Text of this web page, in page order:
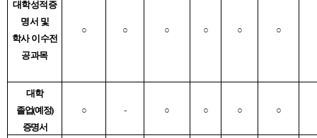
대학성적증
명서 및
학사 이수전
공과목
○ ○ ○ ○ ○ ○
대학
졸업(예정)
증명서
○ - ○ ○ ○ ○